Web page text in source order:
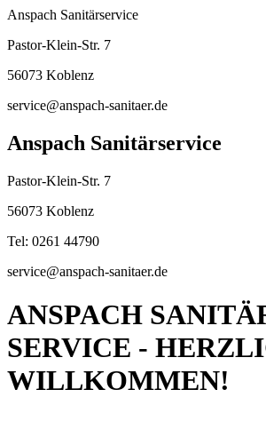
Anspach Sanitärservice
Pastor-Klein-Str. 7
56073 Koblenz
service@anspach-sanitaer.de
Anspach Sanitärservice
Pastor-Klein-Str. 7
56073 Koblenz
Tel: 0261 44790
service@anspach-sanitaer.de
ANSPACH
SERVICE -
WILLKOMMEN!